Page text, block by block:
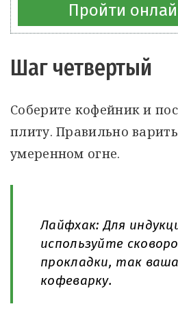
Пройти
Шаг четвертый
Соберите кофейник и
плиту. Правильно
умеренном огне.
Лайфхак: Для
используйте
прокладки, так
кофеварку.